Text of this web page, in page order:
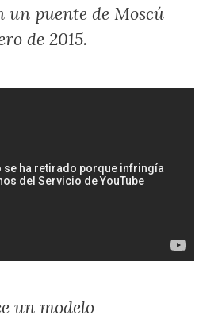
un puente de Moscú
de 2015.
un modelo